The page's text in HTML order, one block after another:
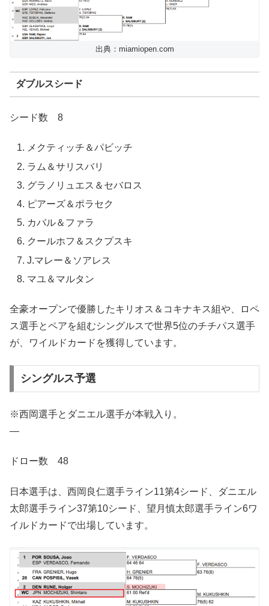
出典：miamiopen.com
ダブルスシード
シード数 8
メクティッチ＆パビッチ
ラム＆サリスバリ
グラノリュエス＆セバロス
ピアーズ＆ポラセク
カバル＆ファラ
クールホフ＆スクプスキ
J.マレー＆ソアレス
マユ＆マルタン
全豪オープンで優勝したキリオス＆コキナキス組や、ロペ
ス選手とペアを組むシングルスで世界5位のチチパス選手
が、ワイルドカードを獲得しています。
シングルス予選
※西岡選手とダニエル選手が本戦入り。
—
ドロー数 48
日本選手は、西岡良仁選手ライン11第4シード、ダニエル
太郎選手ライン37第10シード、望月慎太郎選手ライン6ワ
イルドカードで出場しています。